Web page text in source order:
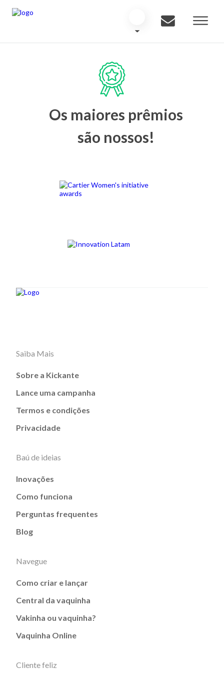
Os maiores prêmios
são nossos!
Saiba Mais
Sobre a Kickante
Lance uma campanha
Termos e condições
Privacidade
Baú de ideias
Inovações
Como funciona
Perguntas frequentes
Blog
Navegue
Como criar e lançar
Central da vaquinha
Vakinha ou vaquinha?
Vaquinha Online
Cliente feliz